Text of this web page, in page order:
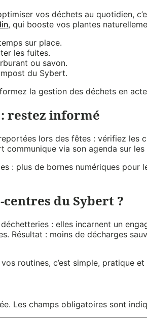
vos déchets au quotidien,
, qui booste vos plantes
sur place.
les fuites.
ou savon.
du Sybert.
la gestion des déchets en
restez informé
lors des fêtes : vérifiez les
communique via son agenda sur
: plus de bornes numériques
du Sybert ?
: elles incarnent un
Résultat : moins de décharges
routines, c’est simple, pratique
Les champs obligatoires sont